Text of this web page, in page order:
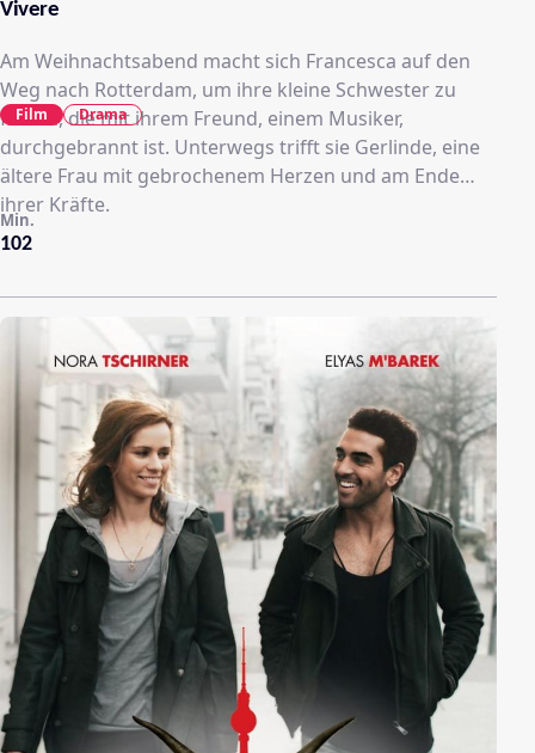
Vivere
Am Weihnachtsabend macht sich Francesca auf den
Weg nach Rotterdam, um ihre kleine Schwester zu
finden, die mit ihrem Freund, einem Musiker,
durchgebrannt ist. Unterwegs trifft sie Gerlinde, eine
ältere Frau mit gebrochenem Herzen und am Ende
ihrer Kräfte.
102
Min.
Film Drama